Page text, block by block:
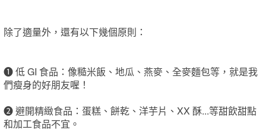
除了適量外，還有以下幾個原則：
❶低 GI 食品：像糙米飯、地瓜、燕麥、全麥麵包等，就是我
們瘦身的好朋友喔！
❷避開精緻食品：蛋糕、餅乾、洋芋片、XX 酥...等甜飲甜點
和加工食品不宜。